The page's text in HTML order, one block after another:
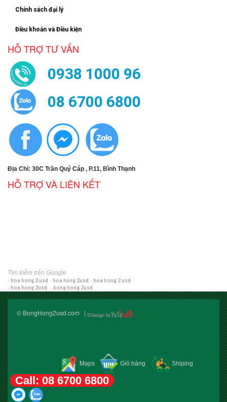
Chính sách đại lý
Điều khoản và Điều kiện
HỖ TRỢ TƯ VẤN
0938 1000 96
08 6700 6800
Địa Chỉ: 30C Trần Quý Cáp , P.11, Bình Thạnh
HỖ TRỢ VÀ LIÊN KẾT
Tìm kiếm trên Google
- hoa hong 2 usd - hoa hồng 2usd - hoa hong 2 usd
- hoa hong 2usd - bong hong 2usd
© BongHong2usd.com |
Maps Giỏ hàng Shiping
Call: 08 6700 6800